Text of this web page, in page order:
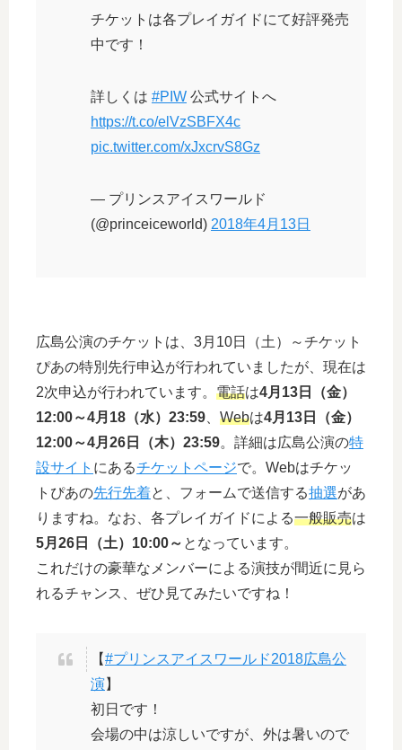
チケットは各プレイガイドにて好評発売
中です！
詳しくは #PIW 公式サイトへ
https://t.co/elVzSBFX4c
pic.twitter.com/xJxcrvS8Gz
— プリンスアイスワールド
(@princeiceworld) 2018年4月13日
広島公演のチケットは、3月10日（土）～チケット
ぴあの特別先行申込が行われていましたが、現在は
2次申込が行われています。 電話は4月13日（金）
12:00～4月18（水）23:59
Webは4月13日（金）
12:00～4月26日（木）23:59。詳細は広島公演の特
設サイト にあるチケットページで。Webはチケッ
トぴあの先行先着と、フォームで送信する抽選があ
りますね。なお、各プレイガイドによる一般販売は
5月26日（土）10:00～ となっています。
これだけの豪華なメンバーによる演技が間近に見ら
れるチャンス、ぜひ見てみたいですね！
【#プリンスアイスワールド2018広島公
演】
初日です！
会場の中は涼しいですが、外は暑いので